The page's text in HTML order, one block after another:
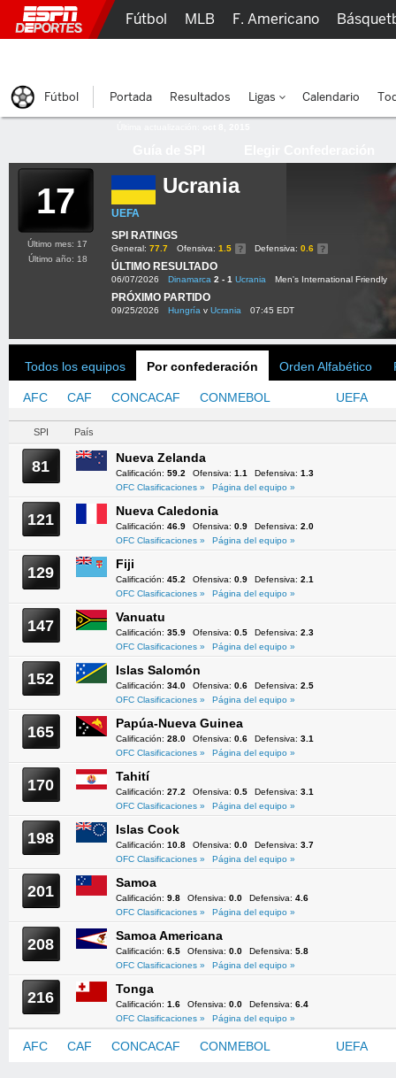
17 Ucrania
UEFA
SPI RATINGS
General: 77.7 Ofensiva: 1.5 Defensiva: 0.6
ÚLTIMO RESULTADO
06/07/2026 Dinamarca 2 - 1 Ucrania Men's International Friendly
PRÓXIMO PARTIDO
09/25/2026 Hungría v Ucrania 07:45 EDT
Último mes: 17
Último año: 18
Todos los equipos Por confederación Orden Alfabético
AFC CAF CONCACAF CONMEBOL UEFA
SPI País
81 Nueva Zelanda
Calificación: 59.2 Ofensiva: 1.1 Defensiva: 1.3
OFC Clasificaciones »
Página del equipo »
121 Nueva Caledonia
Calificación: 46.9 Ofensiva: 0.9 Defensiva: 2.0
OFC Clasificaciones »
Página del equipo »
129 Fiji
Calificación: 45.2 Ofensiva: 0.9 Defensiva: 2.1
OFC Clasificaciones »
Página del equipo »
147 Vanuatu
Calificación: 35.9 Ofensiva: 0.5 Defensiva: 2.3
OFC Clasificaciones »
Página del equipo »
152 Islas Salomón
Calificación: 34.0 Ofensiva: 0.6 Defensiva: 2.5
OFC Clasificaciones »
Página del equipo »
165 Papúa-Nueva Guinea
Calificación: 28.0 Ofensiva: 0.6 Defensiva: 3.1
OFC Clasificaciones »
Página del equipo »
170 Tahití
Calificación: 27.2 Ofensiva: 0.5 Defensiva: 3.1
OFC Clasificaciones »
Página del equipo »
198 Islas Cook
Calificación: 10.8 Ofensiva: 0.0 Defensiva: 3.7
OFC Clasificaciones »
Página del equipo »
201 Samoa
Calificación: 9.8 Ofensiva: 0.0 Defensiva: 4.6
OFC Clasificaciones »
Página del equipo »
208 Samoa Americana
Calificación: 6.5 Ofensiva: 0.0 Defensiva: 5.8
OFC Clasificaciones »
Página del equipo »
216 Tonga
Calificación: 1.6 Ofensiva: 0.0 Defensiva: 6.4
OFC Clasificaciones »
Página del equipo »
AFC CAF CONCACAF CONMEBOL UEFA
Fútbol MLB F. Americano
Fútbol Portada Resultados Ligas Calendario